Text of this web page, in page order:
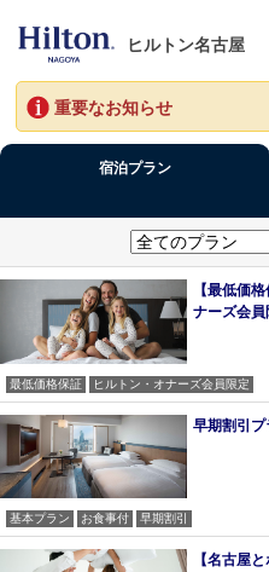
ヒルトン名古屋
重要なお知らせ
宿泊プラン
【最低価
ナーズ会
最低価格保証 ヒルトン・オナーズ会員限定
早期割引プ
基本プラン お食事付 早期割引
【名古屋